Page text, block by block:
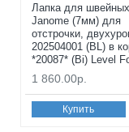
Лапка для
Janome (7мм) для
отстрочки,
202504001 (BL) в
*20087* (Bi) Level
1 860.00р.
Купить